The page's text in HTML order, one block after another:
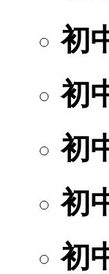
初
初
初
初
初